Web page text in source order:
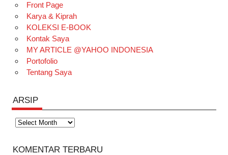
o
k
r
a
m
Front Page
Karya & Kiprah
KOLEKSI E-BOOK
Kontak Saya
MY ARTICLE @YAHOO INDONESIA
Portofolio
Tentang Saya
ARSIP
Arsip
KOMENTAR TERBARU